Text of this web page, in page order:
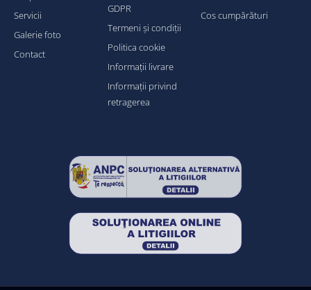
Servicii
Galerie foto
Contact
GDPR
Termeni și condiții
Politica cookie
Informații livrare
Informații privind
retragerea
Cos cumpărături